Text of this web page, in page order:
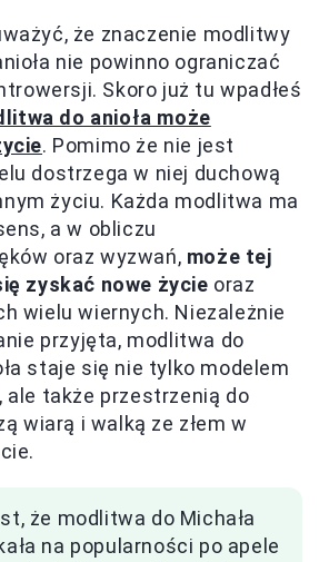
że znaczenie modlitwy
nie powinno ograniczać
Skoro już tu wpadłeś
do anioła może
. Pomimo że nie jest
dostrzega w niej duchową
życiu. Każda modlitwa ma
a w obliczu
oraz wyzwań, może tej
zyskać nowe życie oraz
wielu wiernych. Niezależnie
przyjęta, modlitwa do
staje się nie tylko modelem
ale także przestrzenią do
wiarą i walką ze złem w
że modlitwa do Michała
na popularności po apele